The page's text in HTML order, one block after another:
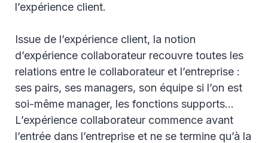
l’expérience client.
Issue de l’expérience client, la notion
d’expérience collaborateur recouvre toutes les
relations entre le collaborateur et l’entreprise :
ses pairs, ses managers, son équipe si l’on est
soi-même manager, les fonctions supports...
L’expérience collaborateur commence avant
l’entrée dans l’entreprise et ne se termine qu’à la